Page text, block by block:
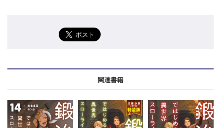
関連書籍